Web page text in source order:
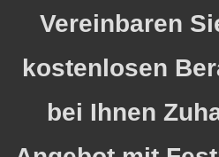
Vereinbaren
kostenlosen
bei Ihnen